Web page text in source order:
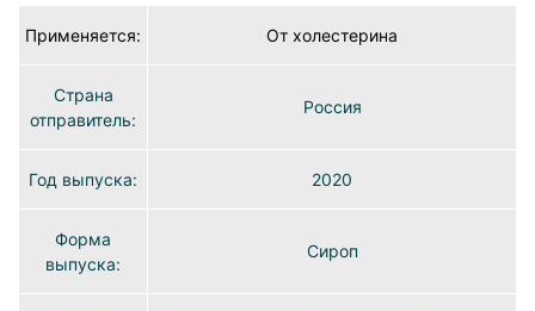
Применяется: От холестерина
Страна
отправитель:
Россия
Год выпуска: 2020
Форма
выпуска:
Сироп